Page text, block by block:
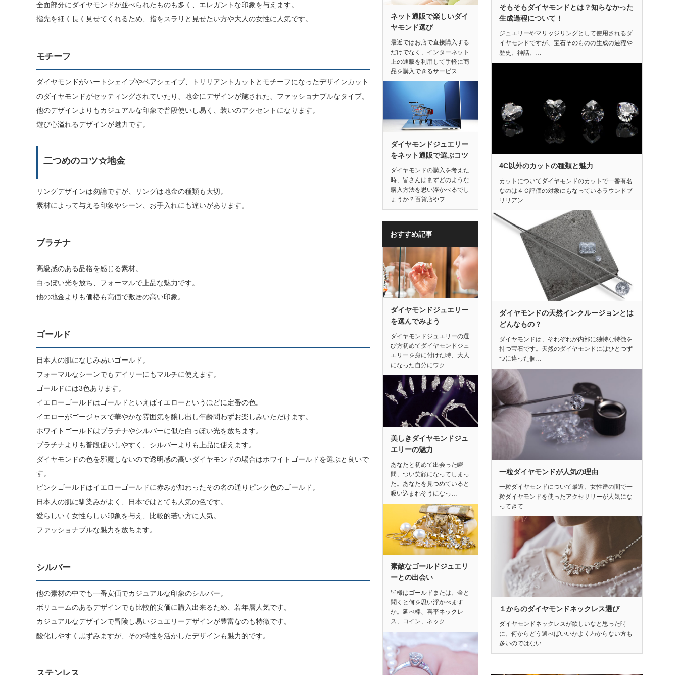
全面部分にダイヤモンドが並べられたものも多く、エレガントな印象を与えます。
指先を細く長く見せてくれるため、指をスラリと見せたい方や大人の女性に人気です。
モチーフ
ダイヤモンドがハートシェイプやペアシェイプ、トリリアントカットとモチーフになったデザインカット
のダイヤモンドがセッティングされていたり、地金にデザインが施された、ファッショナブルなタイプ。
他のデザインよりもカジュアルな印象で普段使いし易く、装いのアクセントになります。
遊び心溢れるデザインが魅力です。
二つめのコツ☆地金
リングデザインは勿論ですが、リングは地金の種類も大切。
素材によって与える印象やシーン、お手入れにも違いがあります。
プラチナ
高級感のある品格を感じる素材。
白っぽい光を放ち、フォーマルで上品な魅力です。
他の地金よりも価格も高価で敷居の高い印象。
ゴールド
日本人の肌になじみ易いゴールド。
フォーマルなシーンでもデイリーにもマルチに使えます。
ゴールドには3色あります。
イエローゴールドはゴールドといえばイエローというほどに定番の色。
イエローがゴージャスで華やかな雰囲気を醸し出し年齢問わずお楽しみいただけます。
ホワイトゴールドはプラチナやシルバーに似た白っぽい光を放ちます。
プラチナよりも普段使いしやすく、シルバーよりも上品に使えます。
ダイヤモンドの色を邪魔しないので透明感の高いダイヤモンドの場合はホワイトゴールドを選ぶと良いで
す。
ピンクゴールドはイエローゴールドに赤みが加わったその名の通りピンク色のゴールド。
日本人の肌に馴染みがよく、日本ではとても人気の色です。
愛らしいく女性らしい印象を与え、比較的若い方に人気。
ファッショナブルな魅力を放ちます。
シルバー
他の素材の中でも一番安価でカジュアルな印象のシルバー。
ボリュームのあるデザインでも比較的安価に購入出来るため、若年層人気です。
カジュアルなデザインで冒険し易いジュエリーデザインが豊富なのも特徴です。
酸化しやすく黒ずみますが、その特性を活かしたデザインも魅力的です。
ネット通販で楽しいダイ
ヤモンド選び
最近ではお店で直接購入する
だけでなく、インターネット
上の通販を利用して手軽に商
品を購入できるサービス…
ダイヤモンドジュエリー
をネット通販で選ぶコツ
ダイヤモンドの購入を考えた
時、皆さんはまずどのような
購入方法を思い浮かべるでし
ょうか？百貨店やフ…
おすすめ記事
ダイヤモンドジュエリー
を選んでみよう
ダイヤモンドジュエリーの選
び方初めてダイヤモンドジュ
エリーを身に付けた時、大人
になった自分にワク…
美しきダイヤモンドジュ
エリーの魅力
あなたと初めて出会った瞬
間、つい笑顔になってしまっ
た。あなたを見つめていると
吸い込まれそうになっ…
素敵なゴールドジュエリ
ーとの出会い
皆様はゴールドまたは、金と
聞くと何を思い浮かべます
か。延べ棒、喜平ネックレ
ス、コイン、ネック…
そもそもダイヤモンドとは？知らなかった
生成過程について！
ジュエリーやマリッジリングとして使用されるダ
イヤモンドですが、宝石そのものの生成の過程や
歴史、神話、…
4C以外のカットの種類と魅力
カットについてダイヤモンドのカットで一番有名
なのは４Ｃ評価の対象にもなっているラウンドブ
リリアン…
ダイヤモンドの天然インクルージョンとは
どんなもの？
ダイヤモンドは、それぞれが内部に独特な特徴を
持つ宝石です。天然のダイヤモンドにはひとつず
つに違った個…
一粒ダイヤモンドが人気の理由
一粒ダイヤモンドについて最近、女性達の間で一
粒ダイヤモンドを使ったアクセサリーが人気にな
ってきて…
１からのダイヤモンドネックレス選び
ダイヤモンドネックレスが欲しいなと思った時
に、何からどう選べばいいかよくわからない方も
多いのではない…